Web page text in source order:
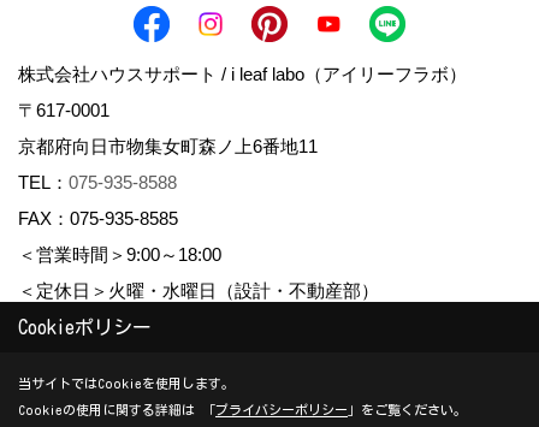
株式会社ハウスサポート / i leaf labo（アイリーフラボ）
〒617-0001
京都府向日市物集女町森ノ上6番地11
TEL： 075-935-8588
FAX：075-935-8585
＜営業時間＞9:00～18:00
＜定休日＞火曜・水曜日（設計・不動産部）
Copyright (c) housesupport. All Rights Reserved.
Produced byゴデスクリエイト
Cookieポリシー
当サイトではCookieを使用します。
Cookieの使用に関する詳細は 「プライバシーポリシー 」をご覧ください。